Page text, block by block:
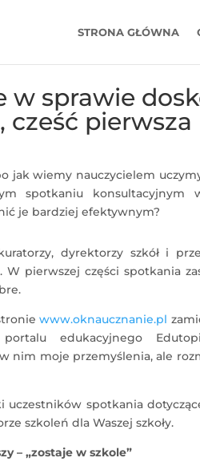
STRONA GŁÓWNA
w sprawie
cześć pierwsza
jak wiemy nauczycielem
spotkaniu konsultacyjnym
je bardziej efektywnym?
dyrektorzy szkół i
W pierwszej części spotkania
www.oknaucznanie.pl
edukacyjnego
w nim moje przemyślenia, ale
uczestników spotkania
szkoleń dla Waszej szkoły.
– „zostaje w szkole”